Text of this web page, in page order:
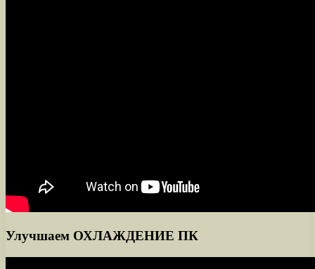
Улучшаем ОХЛАЖДЕНИЕ ПК